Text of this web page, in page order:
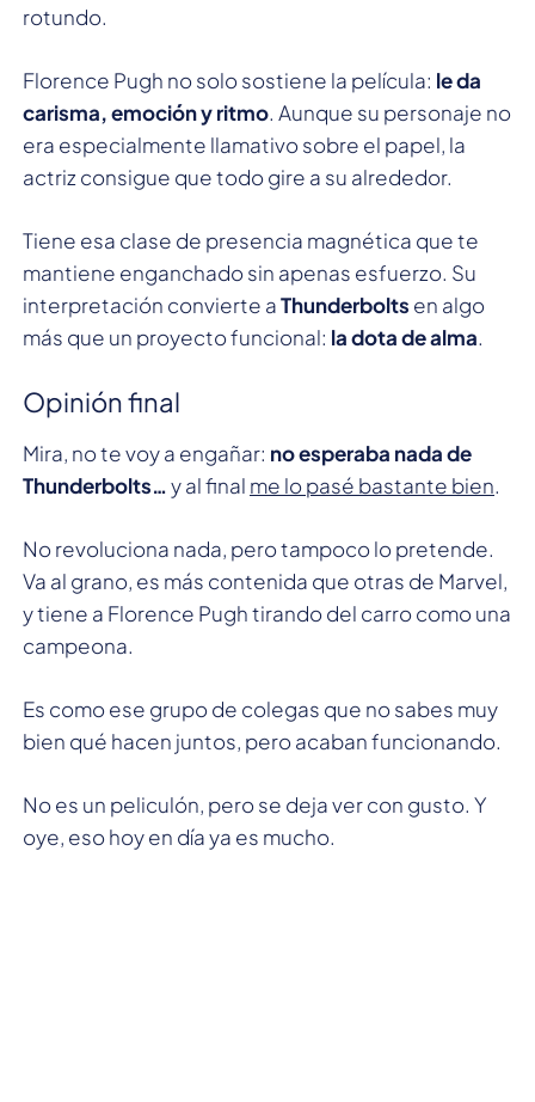
rotundo.
Florence Pugh no solo sostiene la película: le da
carisma, emoción y ritmo. Aunque su personaje no
era especialmente llamativo sobre el papel, la
actriz consigue que todo gire a su alrededor.
Tiene esa clase de presencia magnética que te
mantiene enganchado sin apenas esfuerzo. Su
interpretación convierte aThunderbolts en algo
más que un proyecto funcional: la dota de alma.
Opinión final
Mira, no te voy a engañar: no esperaba nada de
Thunderbolts…y al final me lo pasé bastante bien.
No revoluciona nada, pero tampoco lo pretende.
Va al grano, es más contenida que otras de Marvel,
y tiene a Florence Pugh tirando del carro como una
campeona.
Es como ese grupo de colegas que no sabes muy
bien qué hacen juntos, pero acaban funcionando.
No es un peliculón, pero se deja ver con gusto. Y
oye, eso hoy en día ya es mucho.